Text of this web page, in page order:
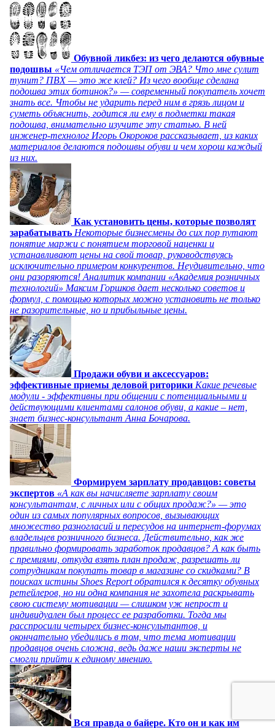
Обувной ликбез: из чего делаются обувные
подошвы «Чем отличается ТЭП от ЭВА? Что мне сулит
тунит? ПВХ — это же клей? Из чего вообще сделана
подошва этих ботинок?» — современный покупатель хочет
знать все. Чтобы не ударить перед ним в грязь лицом и
суметь объяснить, годится ли ему в подметки такая
подошва, внимательно изучите эту статью. В ней
инженер-технолог Игорь Окороков рассказывает, из каких
материалов делаются подошвы обуви и чем хорош каждый
из них.
Как установить цены, которые позволят
зарабатывать Некоторые бизнесмены до сих пор путают
понятие маржи с понятием торговой наценки и
устанавливают цены на свой товар, руководствуясь
исключительно примером конкурентов. Неудивительно, что
они разоряются! Аналитик компании «Академия розничных
технологий» Максим Горшков дает несколько советов и
формул, с помощью которых можно установить не только
не разорительные, но и прибыльные цены.
Продажи обуви и аксессуаров:
эффективные приемы деловой риторики Какие речевые
модули - эффективны при общении с потенциальными и
действующими клиентами салонов обуви, а какие – нет,
знает бизнес-консультант Анна Бочарова.
Формируем зарплату продавцов: советы
экспертов «А как вы начисляете зарплату своим
консультантам, с личных или с общих продаж?» — это
один из самых популярных вопросов, вызывающих
множество разногласий и пересудов на интернет-форумах
владельцев розничного бизнеса. Действительно, как же
правильно формировать заработок продавцов? А как быть
с премиями, откуда взять план продаж, разрешать ли
сотрудникам покупать товар в магазине со скидками? В
поисках истины Shoes Report обратился к десятку обувных
ретейлеров, но ни одна компания не захотела раскрывать
свою систему мотивации — слишком уж непрост и
индивидуален был процесс ее разработки. Тогда мы
расспросили четырех бизнес-консультантов, и
окончательно убедились в том, что тема мотивации
продавцов очень сложна, ведь даже наши эксперты не
смогли прийти к единому мнению.
Вся правда о байере. Кто он и как им